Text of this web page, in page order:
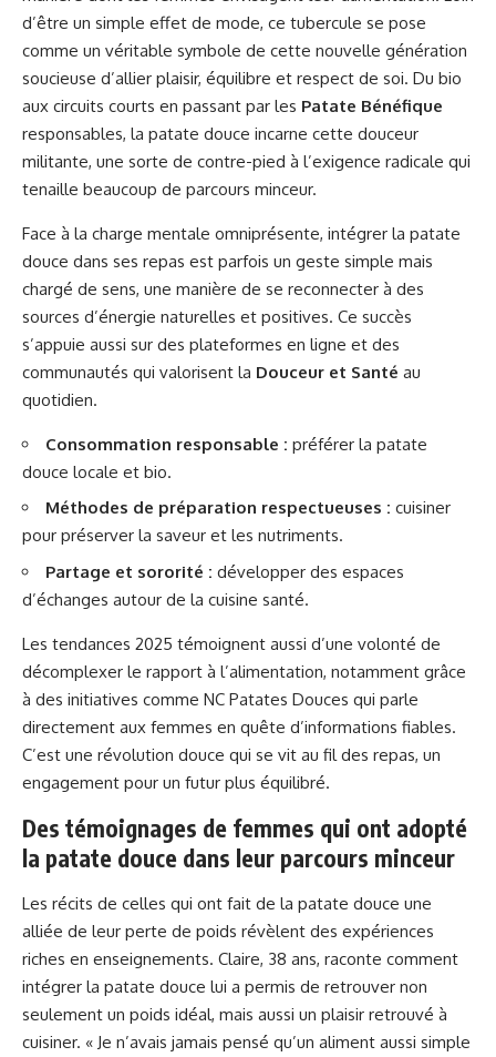
d’être un simple effet de mode, ce tubercule se pose
comme un véritable symbole de cette nouvelle génération
soucieuse d’allier plaisir, équilibre et respect de soi. Du bio
aux circuits courts en passant par les Patate Bénéfique
responsables, la patate douce incarne cette douceur
militante, une sorte de contre-pied à l’exigence radicale qui
tenaille beaucoup de parcours minceur.
Face à la charge mentale omniprésente, intégrer la patate
douce dans ses repas est parfois un geste simple mais
chargé de sens, une manière de se reconnecter à des
sources d’énergie naturelles et positives. Ce succès
s’appuie aussi sur des plateformes en ligne et des
communautés qui valorisent la Douceur et Santé au
quotidien.
Consommation responsable : préférer la patate
douce locale et bio.
Méthodes de préparation respectueuses : cuisiner
pour préserver la saveur et les nutriments.
Partage et sororité : développer des espaces
d’échanges autour de la cuisine santé.
Les tendances 2025 témoignent aussi d’une volonté de
décomplexer le rapport à l’alimentation, notamment grâce
à des initiatives comme NC Patates Douces qui parle
directement aux femmes en quête d’informations fiables.
C’est une révolution douce qui se vit au fil des repas, un
engagement pour un futur plus équilibré.
Des témoignages de femmes qui ont adopté
la patate douce dans leur parcours minceur
Les récits de celles qui ont fait de la patate douce une
alliée de leur perte de poids révèlent des expériences
riches en enseignements. Claire, 38 ans, raconte comment
intégrer la patate douce lui a permis de retrouver non
seulement un poids idéal, mais aussi un plaisir retrouvé à
cuisiner. « Je n’avais jamais pensé qu’un aliment aussi simple